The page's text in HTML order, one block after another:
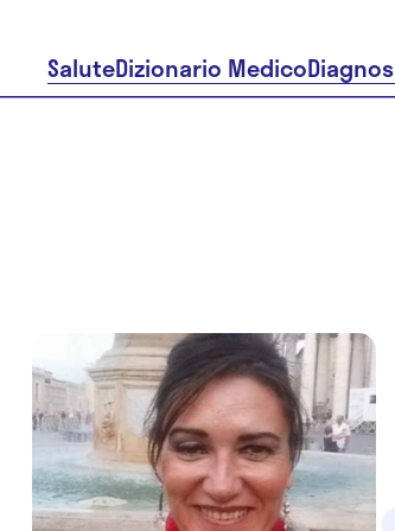
SaluteDizionario Medico